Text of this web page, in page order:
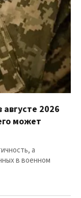
2026
может
а
в военном